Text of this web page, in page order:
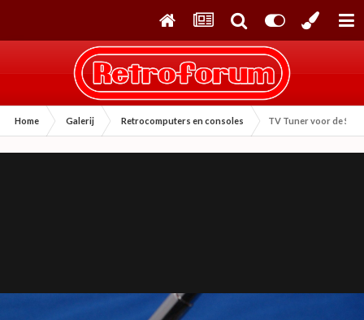
Home Galerij Retrocomputers en consoles TV Tuner voor de